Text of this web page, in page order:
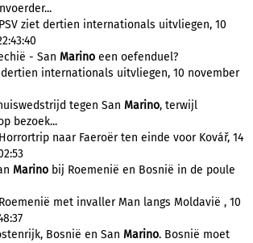
ziet dertien internationals uitvliegen, 10
- San Marino een oefenduel?
dertien internationals uitvliegen, 10 november
tegen San Marino, terwijl
bezoek...
naar Faeroër ten einde voor Kovář, 14
Marino bij Roemenië en Bosnië in de poule
met invaller Man langs Moldavië , 10
Bosnië en San Marino. Bosnië moet